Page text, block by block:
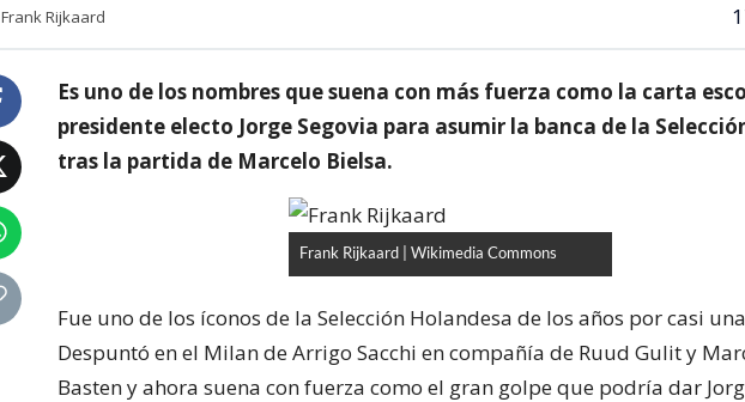
Frank Rijkaard
Es uno de los nombres que suena con más fuerza como la carta
presidente electo Jorge Segovia para asumir la banca de la
tras la partida de Marcelo Bielsa.
Frank Rijkaard | Wikimedia Commons
Fue uno de los íconos de la Selección Holandesa de los años por casi
Despuntó en el Milan de Arrigo Sacchi en compañía de Ruud Gulit y
Basten y ahora suena con fuerza como el gran golpe que podría dar